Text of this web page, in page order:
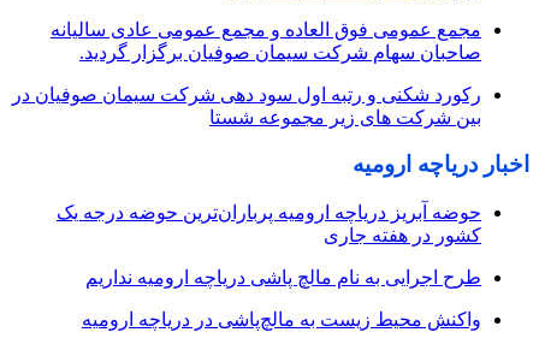
مجمع عمومی فوق العاده و مجمع عمومی عادی سالیانه
صاحبان سهام شرکت سیمان صوفیان برگزار گردید.
رکورد شکنی و رتبه اول سود دهی شرکت سیمان صوفیان در
بین شرکت های زیر مجموعه شستا
اخبار دریاچه ارومیه
حوضه آبریز دریاچه ارومیه پرباران‌ترین حوضه‌ درجه یک
کشور در هفته جاری
طرح اجرایی به نام مالچ پاشی دریاچه ارومیه نداریم
واکنش محیط زیست به مالچ‌پاشی در دریاچه ارومیه